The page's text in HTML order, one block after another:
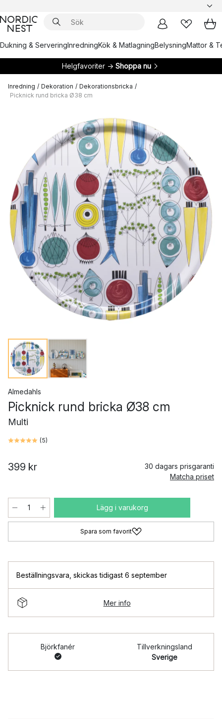
Dukning & ServeringInredningKök & MatlagningBelysningMattor &
Helgfavoriter → Shoppa nu
Inredning / Dekoration / Dekorationsbricka /
Picknick rund bricka Ø38 cm
Almedahls
Picknick rund bricka Ø38 cm
Multi
(5)
399 kr
30 dagars prisgaranti
Matcha priset
Lägg i varukorg
Spara som favorit
Beställningsvara skickas tidigast 6 september
Mer info
Björkfanér
Tillverkningsland
Sverige